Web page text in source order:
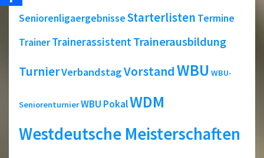
SeniorenligaergebnisseStarterlisten Termine
TrainerTrainerassistent Trainerausbildung
TurnierVerbandstagVorstandWBU WBU-
SeniorenturnierWBU PokalWDM
Westdeutsche Meisterschaften